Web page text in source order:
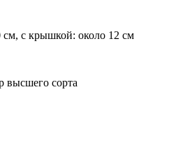
с крышкой: около 12 см
высшего сорта